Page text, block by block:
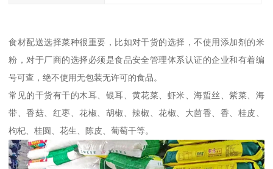
食材配送选择菜种很重要，比如对干货的选择，不使用添加剂的米
粉，对于厂商的选择必须是食品安全管理体系认证的企业和有着编
号可查，绝不使用无包装无许可的食品。
常见的干货有干的木耳、银耳、黄花菜、虾米、海蜇丝、紫菜、海
带、香菇、红枣、花椒、胡椒、辣椒、花椒、大茴香、香、桂皮、
枸杞、桂圆、花生、陈皮、葡萄干等。